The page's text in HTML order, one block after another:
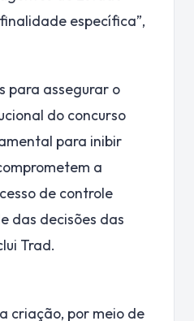
específica”,
para assegurar o
do concurso
para inibir
a
de controle
das decisões das
Trad.
criação, por meio de